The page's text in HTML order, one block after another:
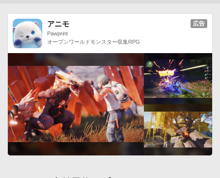
アニモ
Pawprint
オープンワールドモンスター収集RPG
広告